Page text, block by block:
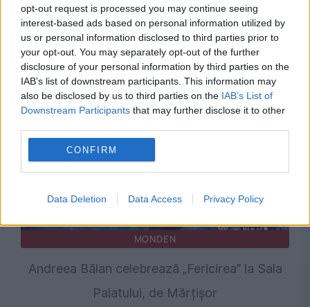
opt-out request is processed you may continue seeing
interest-based ads based on personal information utilized by
us or personal information disclosed to third parties prior to
your opt-out. You may separately opt-out of the further
disclosure of your personal information by third parties on the
IAB’s list of downstream participants. This information may
also be disclosed by us to third parties on the IAB’s List of
Downstream Participants that may further disclose it to other
CONFIRM
Data Deletion Data Access Privacy Policy
Recomandările noastre
MONDEN
Andreea Bălan celebrează „Fericirea” la Sala
Palatului, de Mărțișor